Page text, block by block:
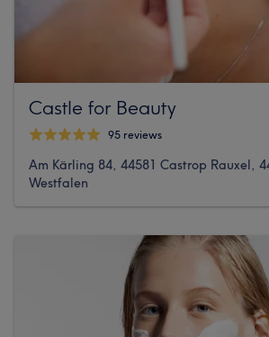
Castle for Beauty
95 reviews
Am Kärling 84, 44581 Castrop Rauxel,
Westfalen